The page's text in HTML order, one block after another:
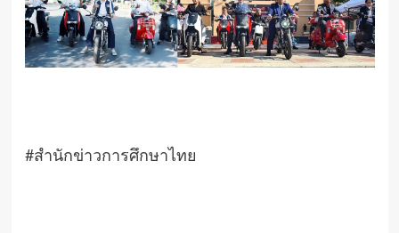
#สำนักข่าวการศึกษาไทย